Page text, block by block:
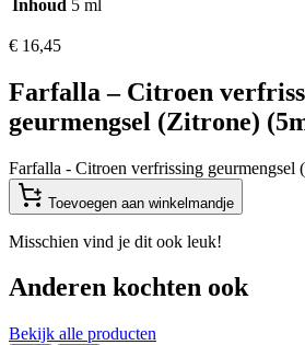
Inhoud 5 ml
€ 16,45
Farfalla – Citroen
geurmengsel (Zitrone)
Farfalla - Citroen verfrissing geurmengsel
Toevoegen aan winkelmandje
Misschien vind je dit ook leuk!
Anderen kochten ook
Bekijk alle producten